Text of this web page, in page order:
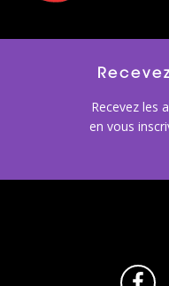
Recevez les
en vous